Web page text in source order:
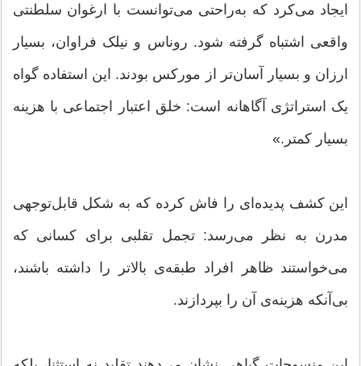
ایجاد می‌کرد که به‌راحتی می‌توانست با ارغوان سلطنتی
واقعی اشتباه گرفته شود. روناس و نیلک فراوان، بسیار
ارزان و بسیار آسان‌تر از مورکس بودند. این استفاده گواه
یک استراتژی آگاهانه است: خلق اعتبار اجتماعی با هزینه
بسیار کمتر.»
این کشف پدیده‌ای را فاش کرده که به شکل قابل‌توجهی
مدرن به نظر می‌رسد: تجمل تقلبی برای کسانی که
می‌خواستند ظاهر افراد طبقه‌ی بالاتر را داشته باشند،
بی‌آنکه هزینه‌ی آن را بپردازند.